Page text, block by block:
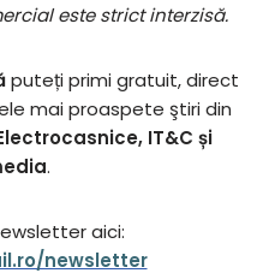
este strict interzisă.
puteți primi gratuit, direct
mai proaspete ştiri din
IT&C și
.
aici:
newsletter